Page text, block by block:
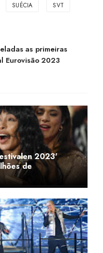
SUÉCIA SVT
as primeiras
Eurovisão 2023
2023'
de